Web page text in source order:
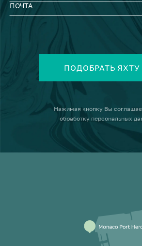
ПОЧТА
ПОДОБРАТЬ ЯХТУ
Нажимая кнопку Вы
обработку персональных